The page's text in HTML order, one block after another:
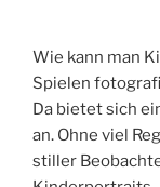
Wie kann man
Spielen
Da bietet sich
an. Ohne viel
stiller